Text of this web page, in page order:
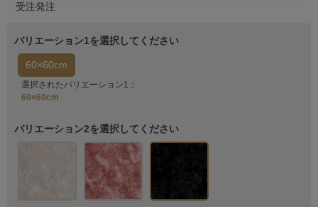
受注発注
バリエーション1を選択してください
60×60cm
選択されたバリエーション1：
60×60cm
バリエーション2を選択してください